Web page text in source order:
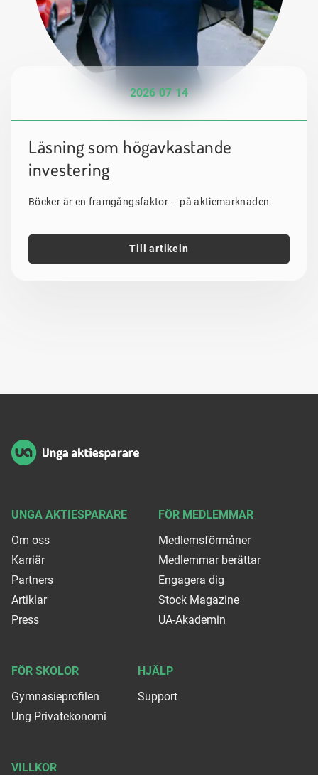
2026 07 14
Läsning som högavkastande
investering
Böcker är en framgångsfaktor – på aktiemarknaden.
Till artikeln
UNGA AKTIESPARARE
Om oss
Karriär
Partners
Artiklar
Press
FÖR MEDLEMMAR
Medlemsförmåner
Medlemmar berättar
Engagera dig
Stock Magazine
UA-Akademin
FÖR SKOLOR
Gymnasieprofilen
Ung Privatekonomi
HJÄLP
Support
VILLKOR